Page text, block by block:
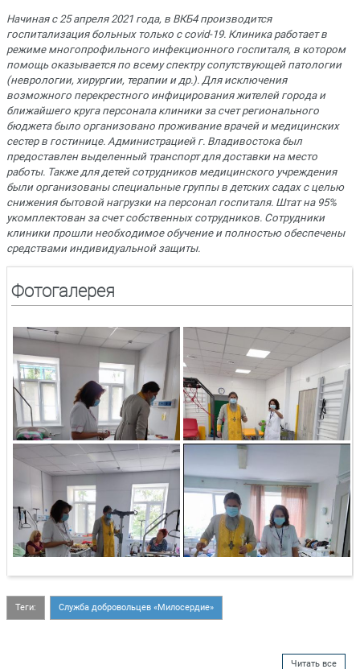
Начиная с 25 апреля 2021 года, в ВКБ4 производится
госпитализация больных только с covid-19. Клиника работает в
режиме многопрофильного инфекционного госпиталя, в котором
помощь оказывается по всему спектру сопутствующей патологии
(неврологии, хирургии, терапии и др.). Для исключения
возможного перекрестного инфицирования жителей города и
ближайшего круга персонала клиники за счет регионального
бюджета было организовано проживание врачей и медицинских
сестер в гостинице. Администрацией г. Владивостока был
предоставлен выделенный транспорт для доставки на место
работы. Также для детей сотрудников медицинского учреждения
были организованы специальные группы в детских садах с целью
снижения бытовой нагрузки на персонал госпиталя. Штат на 95%
укомплектован за счет собственных сотрудников. Сотрудники
клиники прошли необходимое обучение и полностью обеспечены
средствами индивидуальной защиты.
Фотогалерея
Теги: Служба добровольцев «Милосердие»
Читать все